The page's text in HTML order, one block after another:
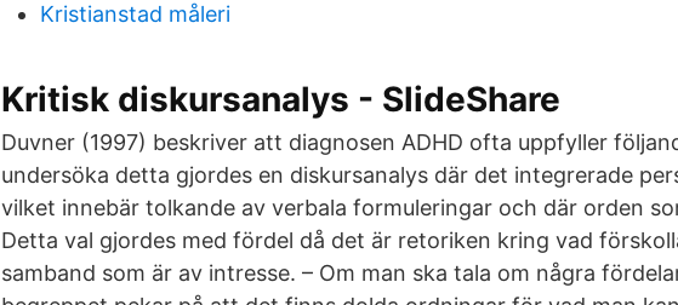
Kristianstad måleri
Kritisk diskursanalys - SlideShare
Duvner (1997) beskriver att diagnosen ADHD ofta uppfyller
undersöka detta gjordes en diskursanalys där det integrerade
vilket innebär tolkande av verbala formuleringar och där orden
Detta val gjordes med fördel då det är retoriken kring vad
samband som är av intresse. – Om man ska tala om några